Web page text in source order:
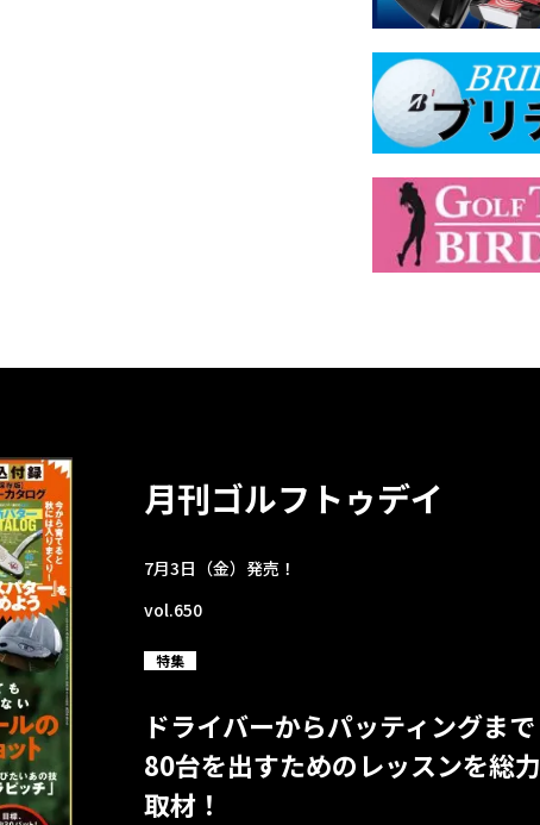
月刊ゴルフトゥデイ
7月3日（金）発売！
vol.650
特集
ドライバーからパッティングまで
80台を出すためのレッスンを総力
取材！